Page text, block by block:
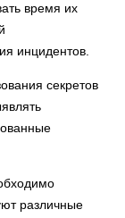
время их
инцидентов.
секретов
различные